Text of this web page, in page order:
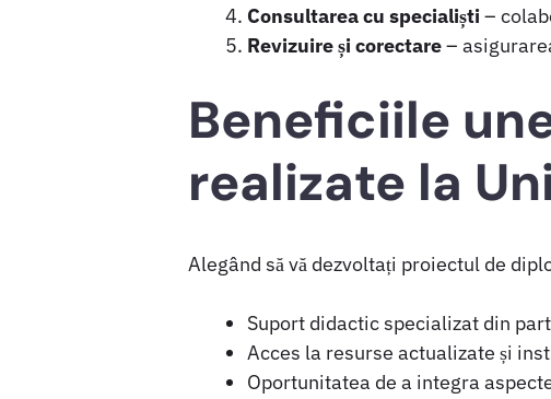
Consultarea cu specialiști–
Revizuire și corectare–
Beneficiile
realizate la
Alegând să vă dezvoltați proiectul de
Suport didactic specializat din
Acces la resurse actualizate și
Oportunitatea de a integra